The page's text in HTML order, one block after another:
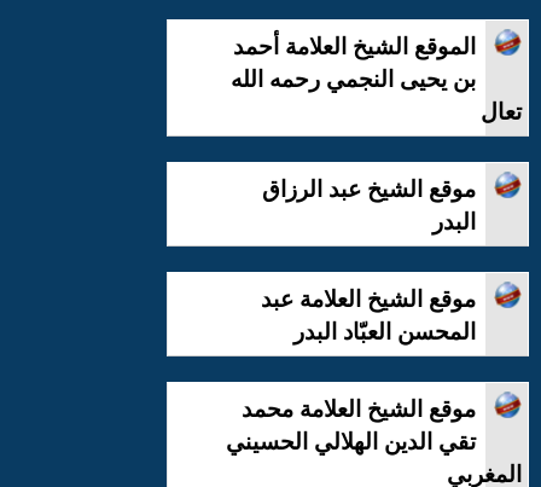
الموقع الشيخ العلامة أحمد
بن يحيى النجمي رحمه الله
تعال
موقع الشيخ عبد الرزاق
البدر
موقع الشيخ العلامة عبد
المحسن العبّاد البدر
موقع الشيخ العلامة محمد
تقي الدين الهلالي الحسيني
المغربي